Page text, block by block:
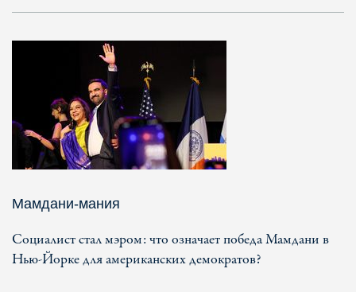
Мамдани-мания
Социалист стал мэром: что означает победа Мамдани в
Нью-Йорке для американских демократов?